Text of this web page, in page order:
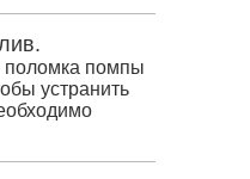
поломка помпы
устранить